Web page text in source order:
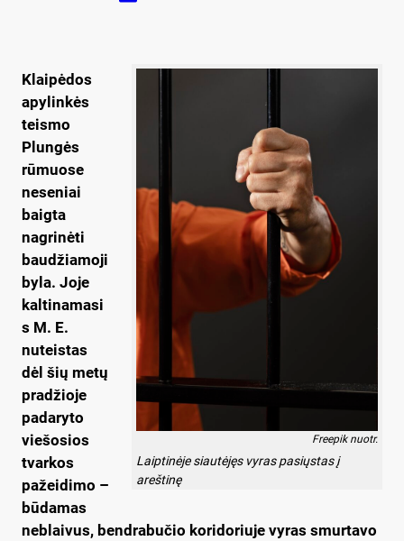
Freepik nuotr.
Laiptinėje siautėjęs vyras pasiųstas į
areštinę
Klaipėdos
apylinkės
teismo
Plungės
rūmuose
neseniai
baigta
nagrinėti
baudžiamoji
byla. Joje
kaltinamasi
s M. E.
nuteistas
dėl šių metų
pradžioje
padaryto
viešosios
tvarkos
pažeidimo –
būdamas
neblaivus, bendrabučio koridoriuje vyras smurtavo